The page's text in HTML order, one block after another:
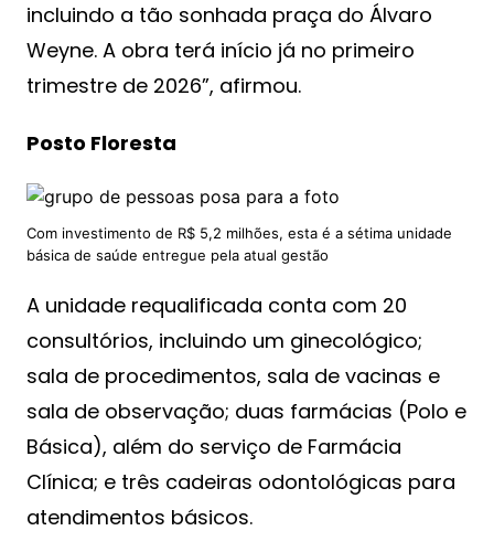
incluindo a tão sonhada praça do Álvaro
Weyne. A obra terá início já no primeiro
trimestre de 2026”, afirmou.
Posto Floresta
Com investimento de R$ 5,2 milhões, esta é a sétima unidade
básica de saúde entregue pela atual gestão
A unidade requalificada conta com 20
consultórios, incluindo um ginecológico;
sala de procedimentos, sala de vacinas e
sala de observação; duas farmácias (Polo e
Básica), além do serviço de Farmácia
Clínica; e três cadeiras odontológicas para
atendimentos básicos.